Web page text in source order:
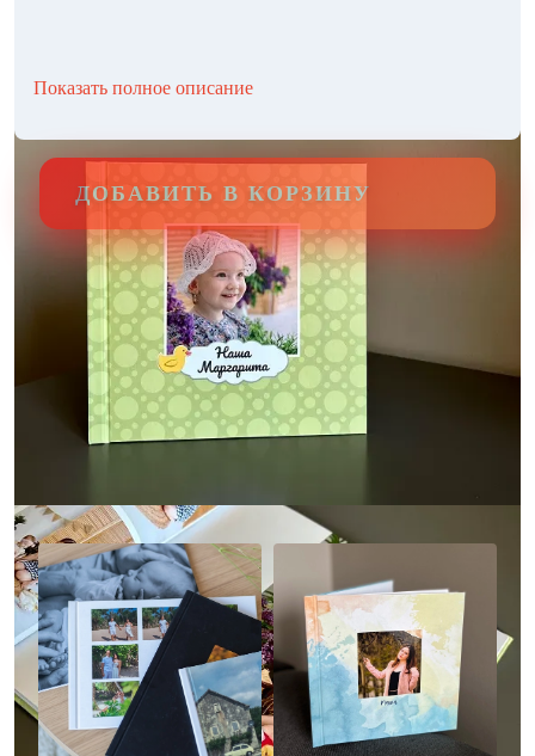
Показать полное описание
ДОБАВИТЬ В КОРЗИНУ
Другие стили фотокниг